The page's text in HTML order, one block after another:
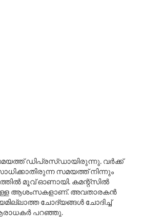
സമയത്ത് ഡിപ്രസ്ഡായിരുന്നു. വർക്ക്
സമയത്ത് നിന്നും
മൂവ് ഓണായി. കമന്റ്സിൽ
ആശംസകളാണ്. അവതാരകൻ
ചോദ്യങ്ങൾ ചോദിച്ച്
പറഞ്ഞു.